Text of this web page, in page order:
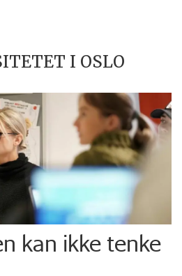
I OSLO
kan ikke tenke